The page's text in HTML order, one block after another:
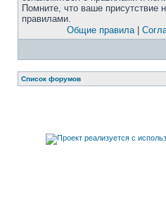
Помните, что ваше присутствие
правилами.
Общие правила|
Список форумов